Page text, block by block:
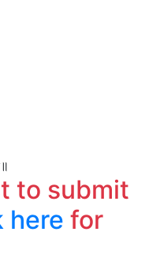
to submit
here for